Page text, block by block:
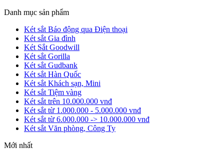
Danh mục sản phẩm
Két sắt Báo động qua Điện thoại
Két sắt Gia đình
Két Sắt Goodwill
Két sắt Gorilla
Két sắt Gudbank
Két sắt Hàn Quốc
Két sắt Khách sạn, Mini
Két sắt Tiệm vàng
Két sắt trên 10.000.000 vnđ
Két sắt từ 1.000.000 - 5.000.000 vnđ
Két sắt từ 6.000.000 -> 10.000.000 vnđ
Két sắt Văn phòng, Công Ty
Mới nhất